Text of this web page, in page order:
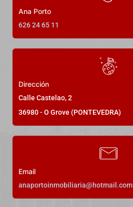
Ana Porto
626 24 65 11
Dirección
Calle Castelao, 2
36980 - O Grove (PONTEVEDRA)
Email
anaportoinmobiliaria@hotmail.com